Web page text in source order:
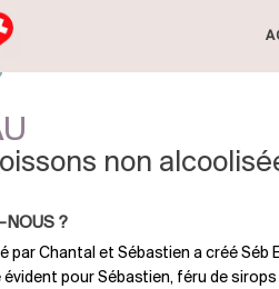
non
NOUS ?
par Chantal et Sébastien a créé
évident pour Sébastien, féru de